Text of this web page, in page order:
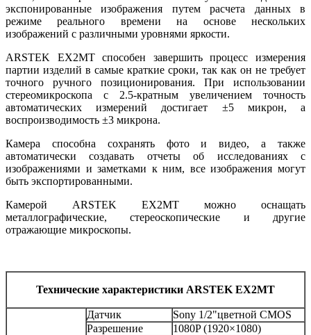
экспонированные изображения путем расчета данных в
режиме реального времени на основе нескольких
изображений с различными уровнями яркости.
ARSTEK EX2MT способен завершить процесс измерения
партии изделий в самые краткие сроки, так как он не требует
точного ручного позиционирования. При использовании
стереомикроскопа с 2.5-кратным увеличением точность
автоматических измерений достигает ±5 микрон, а
воспроизводимость ±3 микрона.
Камера способна сохранять фото и видео, а также
автоматически создавать отчеты об исследованиях с
изображениями и заметками к ним, все изображения могут
быть экспортированными.
Камерой ARSTEK EX2MT можно оснащать
металлографические, стереоскопические и другие
отражающие микроскопы.
Технические характеристики ARSTEK EX2MT
Датчик
Sony 1/2"цветной CMOS
Разрешение
1080P (1920×1080)